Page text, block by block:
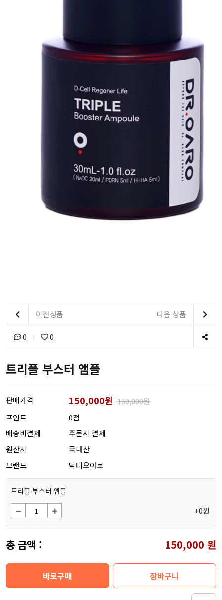
이전상품 다음 상품
0 0
트리플 부스터 앰플
판매가격 150,000원 150,000원
포인트
0점
배송비결제
주문시 결제
원산지
국내산
브랜드
닥터오아로
트리플 부스터 앰플
+0원
총 금액 : 150,000 원
바로구매 장바구니